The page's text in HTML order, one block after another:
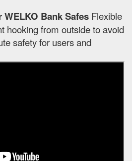
Bank Safes Flexible
hooking from outside to avoid
safety for users and